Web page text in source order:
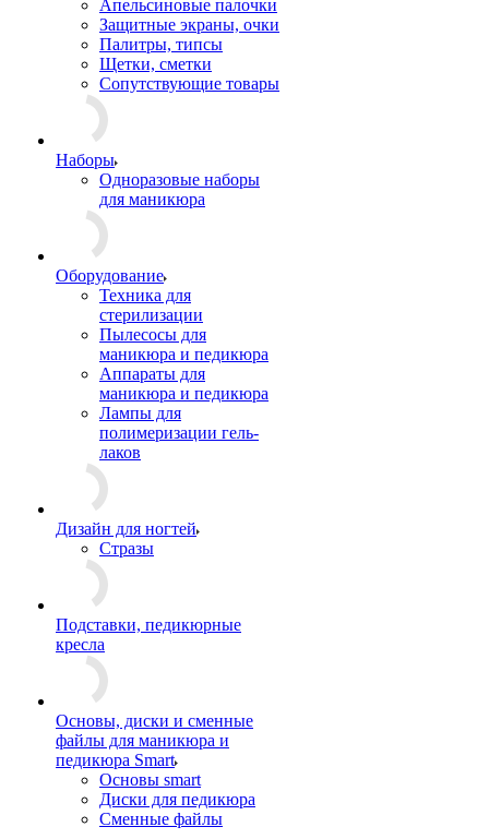
Апельсиновые палочки
Защитные экраны, очки
Палитры, типсы
Щетки, сметки
Сопутствующие товары
Наборы
Одноразовые наборы
для маникюра
Оборудование
Техника для
стерилизации
Пылесосы для
маникюра и педикюра
Аппараты для
маникюра и педикюра
Лампы для
полимеризации гель-
лаков
Дизайн для ногтей
Стразы
Подставки, педикюрные
кресла
Основы, диски и сменные
файлы для маникюра и
педикюра Smart
Основы smart
Диски для педикюра
Сменные файлы